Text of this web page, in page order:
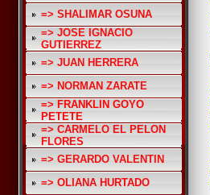
=> SHALIMAR OSUNA
=> JOSE IGNACIO
GUTIERREZ
=> JUAN HERRERA
=> NORMAN ZARATE
=> FRANKLIN GOYO
PETETE
=> CARMELO EL PELON
FLORES
=> GERARDO VALENTIN
=> OLIANA HURTADO